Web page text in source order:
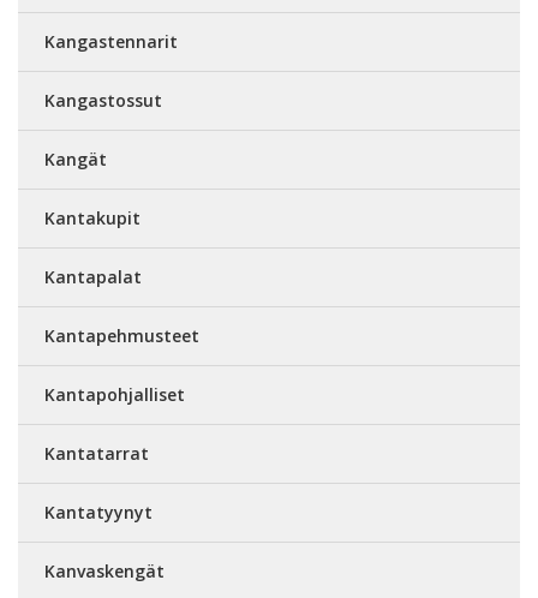
Kangastennarit
Kangastossut
Kangät
Kantakupit
Kantapalat
Kantapehmusteet
Kantapohjalliset
Kantatarrat
Kantatyynyt
Kanvaskengät